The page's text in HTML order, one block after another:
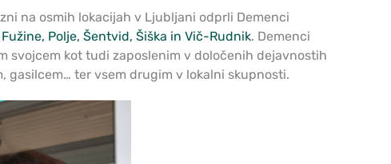
na osmih lokacijah v Ljubljani odprli Demenci
Polje, Šentvid, Šiška in Vič-Rudnik. Demenci
svojcem kot tudi zaposlenim v določenih dejavnostih
ter vsem drugim v lokalni skupnosti.